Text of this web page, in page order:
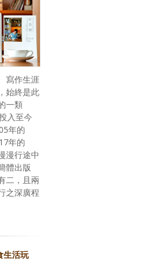
寫作生涯
始終是此
一類
入至今
年的
年的
漫行途中
體出版
二，且兩
之深廣程
生活玩